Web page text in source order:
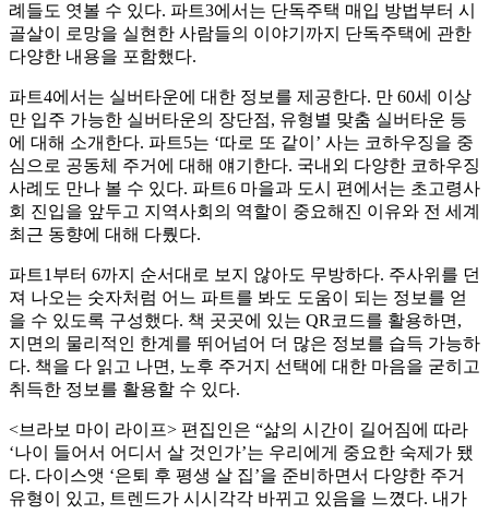
례들도 엿볼 수 있다. 파트3에서는 단독주택 매입 방법부터 시
골살이 로망을 실현한 사람들의 이야기까지 단독주택에 관한
다양한 내용을 포함했다.
파트4에서는 실버타운에 대한 정보를 제공한다. 만 60세 이상
만 입주 가능한 실버타운의 장단점, 유형별 맞춤 실버타운 등
에 대해 소개한다. 파트5는 ‘따로 또 같이’ 사는 코하우징을 중
심으로 공동체 주거에 대해 얘기한다. 국내외 다양한 코하우징
사례도 만나 볼 수 있다. 파트6 마을과 도시 편에서는 초고령사
회 진입을 앞두고 지역사회의 역할이 중요해진 이유와 전 세계
최근 동향에 대해 다뤘다.
파트1부터 6까지 순서대로 보지 않아도 무방하다. 주사위를 던
져 나오는 숫자처럼 어느 파트를 봐도 도움이 되는 정보를 얻
을 수 있도록 구성했다. 책 곳곳에 있는 QR코드를 활용하면,
지면의 물리적인 한계를 뛰어넘어 더 많은 정보를 습득 가능하
다. 책을 다 읽고 나면, 노후 주거지 선택에 대한 마음을 굳히고
취득한 정보를 활용할 수 있다.
<브라보 마이 라이프> 편집인은 “삶의 시간이 길어짐에 따라
‘나이 들어서 어디서 살 것인가’는 우리에게 중요한 숙제가 됐
다. 다이스앳 ‘은퇴 후 평생 살 집’을 준비하면서 다양한 주거
유형이 있고, 트렌드가 시시각각 바뀌고 있음을 느꼈다. 내가